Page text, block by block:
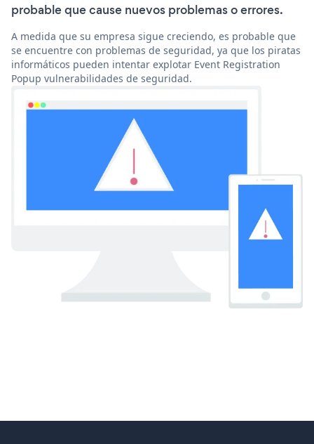
probable que cause nuevos problemas o errores.
A medida que su empresa sigue creciendo, es probable que
se encuentre con problemas de seguridad, ya que los piratas
informáticos pueden intentar explotar Event Registration
Popup vulnerabilidades de seguridad.